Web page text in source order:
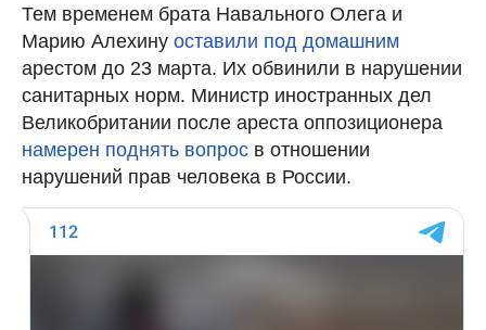
Тем временем брата Навального Олега и
Марию Алехину оставили под домашним
арестом до 23 марта. Их обвинили в нарушении
санитарных норм. Министр иностранных дел
Великобритании после ареста оппозиционера
намерен поднять вопрос в отношении
нарушений прав человека в России.